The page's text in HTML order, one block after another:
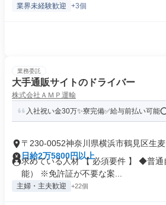
業界未経験歓迎 +3個
業務委託
大手通販サイトのドライバー
株式会社ＡＭＰ運輸
入社祝い金30万✨寮完備✅給与前払い可能
〒230-0052神奈川県横浜市鶴見区生麦
日給2万5800円以上
求めている人材 【 必須要件 】 ◆普通
能） ※免許証が不要な案...
主婦・主夫歓迎 +22個